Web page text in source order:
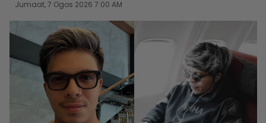
Jumaat, 7 Ogos 2026 7:00 AM